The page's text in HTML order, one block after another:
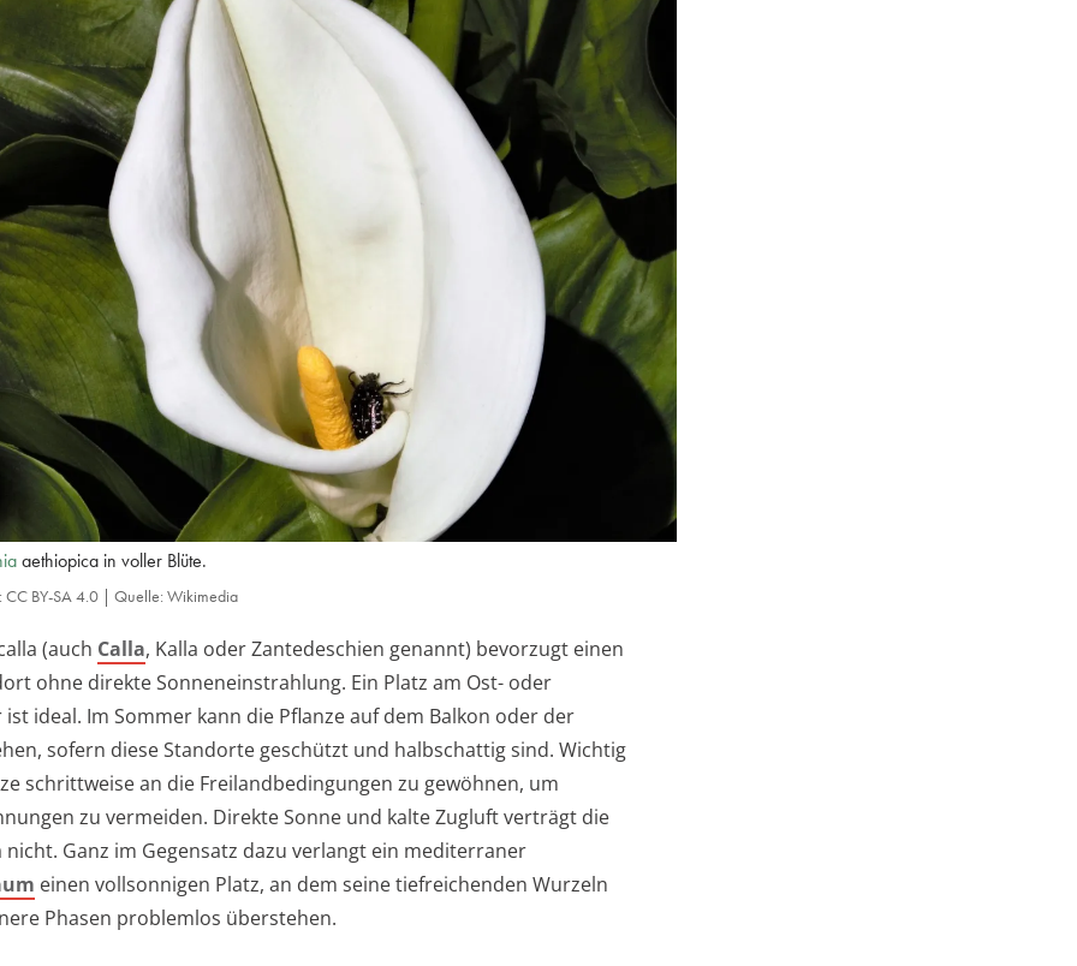
aethiopica in voller Blüte.
CC BY-SA 4.0 | Quelle: Wikimedia
(auch Calla, Kalla oder Zantedeschien genannt) bevorzugt einen
ohne direkte Sonneneinstrahlung. Ein Platz am Ost- oder
ideal. Im Sommer kann die Pflanze auf dem Balkon oder der
sofern diese Standorte geschützt und halbschattig sind. Wichtig
schrittweise an die Freilandbedingungen zu gewöhnen, um
zu vermeiden. Direkte Sonne und kalte Zugluft verträgt die
nicht. Ganz im Gegensatz dazu verlangt ein mediterraner
einen vollsonnigen Platz, an dem seine tiefreichenden Wurzeln
Phasen problemlos überstehen.